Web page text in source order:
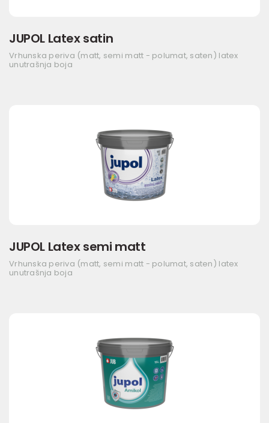
JUPOL Latex satin
Vrhunska periva (matt, semi matt - polumat, saten) latex
unutrašnja boja
JUPOL Latex semi matt
Vrhunska periva (matt, semi matt - polumat, saten) latex
unutrašnja boja